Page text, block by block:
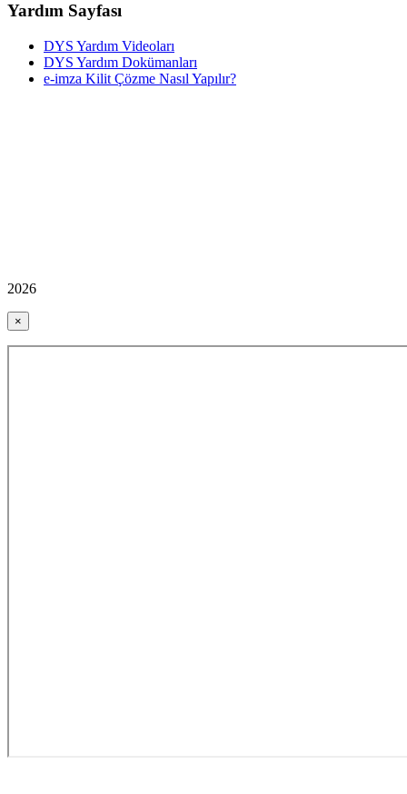
Yardım Sayfası
DYS Yardım Videoları
DYS Yardım Dokümanları
e-imza Kilit Çözme Nasıl Yapılır?
2026
×